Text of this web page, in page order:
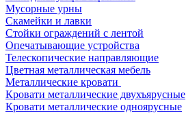
Мусорные урны
Скамейки и лавки
Стойки ограждений с лентой
Опечатывающие устройства
Телескопические направляющие
Цветная металлическая мебель
Металлические кровати
Кровати металлические двухъярусные
Кровати металлические одноярусные